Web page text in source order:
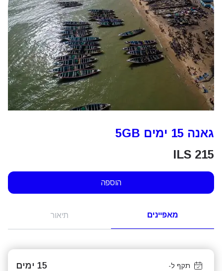
גאנה 15 ימים 5GB
ILS 215
הוספה
מאפיינים תיאור
תקף ל- 15 ימים